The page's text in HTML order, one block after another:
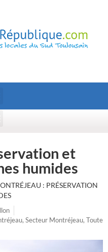
et
humides
: PRÉSERVATION
, Secteur Montréjeau, Toute